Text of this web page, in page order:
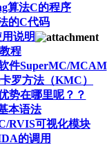
算法C的程序
的C代码
说明
程
件SuperMC/MCAM
罗方法（KMC）
势在哪里呢？？
本语法
RVIS可视化模块
的调用